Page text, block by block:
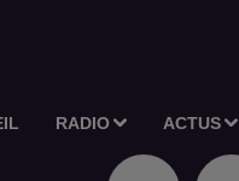
RADIO ACTUS